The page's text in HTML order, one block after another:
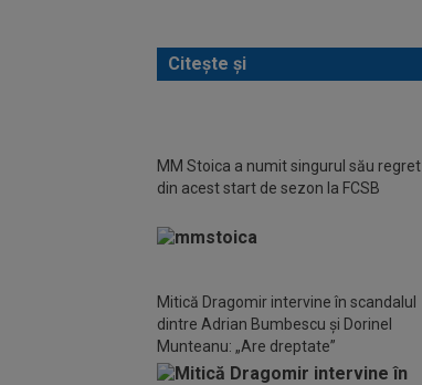
Citește și
MM Stoica a numit singurul său regret
din acest start de sezon la FCSB
Mitică Dragomir intervine în scandalul
dintre Adrian Bumbescu și Dorinel
Munteanu: „Are dreptate”